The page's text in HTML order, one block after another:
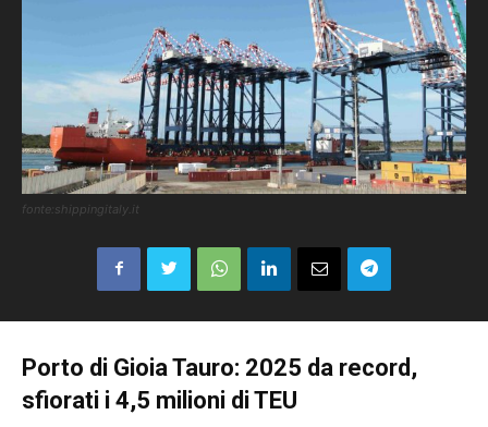
fonte:shippingitaly.it
Porto di Gioia Tauro: 2025 da record,
sfiorati i 4,5 milioni di TEU